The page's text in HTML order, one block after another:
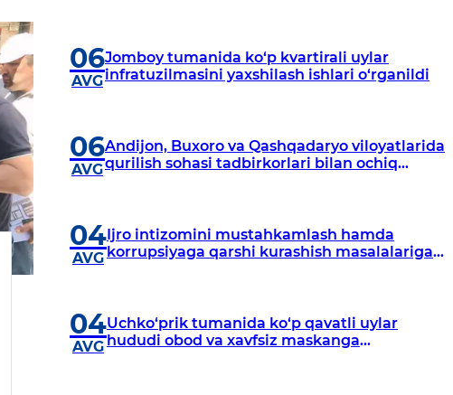
06
AVG
Jomboy tumanida ko‘p kvartirali uylar
infratuzilmasini yaxshilash ishlari o‘rganildi
06
AVG
Andijon, Buxoro va Qashqadaryo viloyatlarida
qurilish sohasi tadbirkorlari bilan ochiq
04
AVG
Ijro intizomini mustahkamlash hamda
korrupsiyaga qarshi kurashish masalalariga
04
AVG
Uchko‘prik tumanida ko‘p qavatli uylar
hududi obod va xavfsiz maskanga